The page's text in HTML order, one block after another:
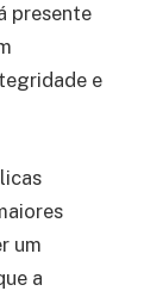
presente
e
um
a